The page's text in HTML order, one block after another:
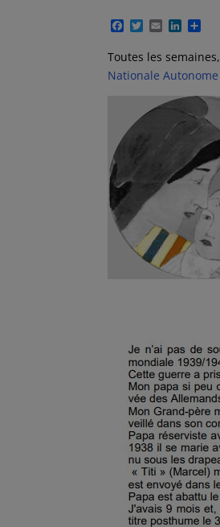
F
c
e
b
T
t
t
E
a
l
L
n
k
e
I
n
r
t
a
e
r
Toutes les
Nationale